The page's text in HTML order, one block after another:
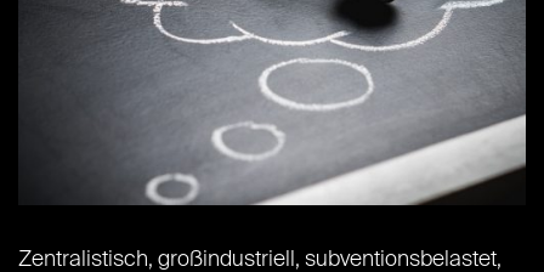
Zentralistisch, großindustriell, subventionsbelastet,